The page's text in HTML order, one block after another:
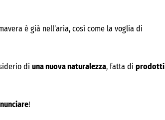
è già nell’aria, così come la voglia di
di una nuova naturalezza, fatta di prodotti
!